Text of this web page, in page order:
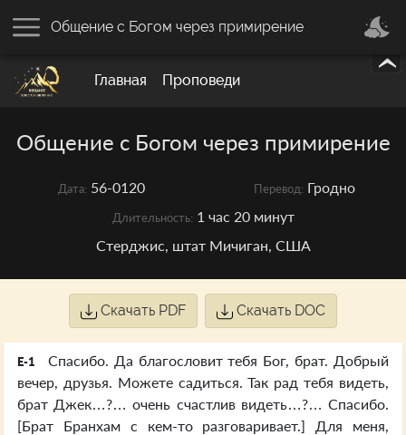
Главная Проповеди
Общение с Богом через примирение
Общение с Богом через примирение
Дата: 56-0120 Перевод: Гродно
Длительность: 1 час 20 минут
Стерджис, штат Мичиган, США
Скачать PDF Скачать DOC
E-1
Спасибо. Да благословит тебя Бог, брат. Добрый
вечер, друзья. Можете садиться. Так рад тебя видеть,
брат Джек…?… очень счастлив видеть…?… Спасибо.
[Брат Бранхам с кем-то разговаривает.] Для меня,